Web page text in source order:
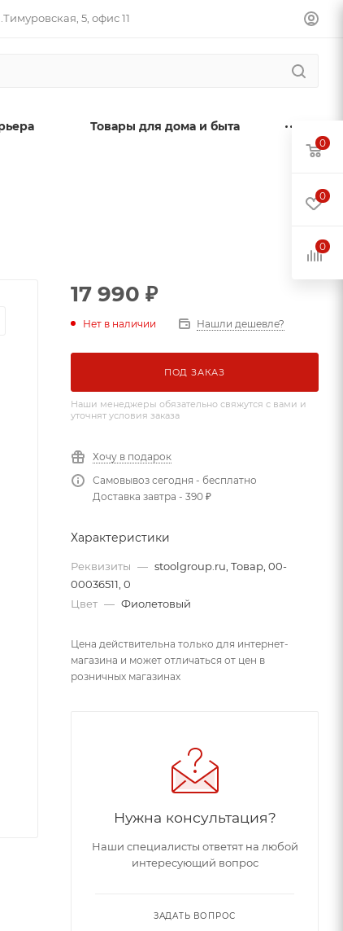
5, офис 11
Товары для дома и быта
17 990 ₽
Нет в наличии Нашли дешевле?
ПОД ЗАКАЗ
Наши менеджеры обязательно свяжутся с вами и
уточнят условия заказа
Хочу в подарок
Самовывоз сегодня - бесплатно
Доставка завтра - 390 ₽
Характеристики
Реквизиты — stoolgroup.ru, Товар, 00-
00036511, 0
Цвет — Фиолетовый
Цена действительна только для интернет-
магазина и может отличаться от цен в
розничных магазинах
Нужна консультация?
Наши специалисты ответят на любой
интересующий вопрос
ЗАДАТЬ ВОПРОС
0
0
0